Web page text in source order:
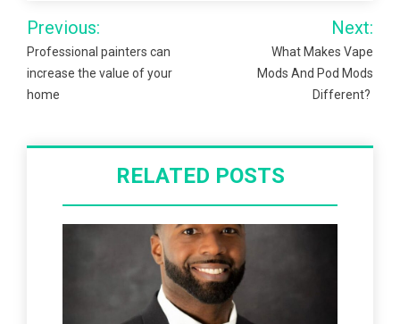
Post
navigation
Previous:
Professional painters can
increase the value of your
home
Next:
What Makes Vape
Mods And Pod Mods
Different?
RELATED POSTS